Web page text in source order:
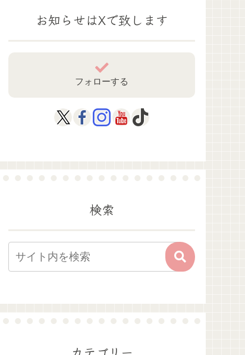
お知らせはXで致します
フォローする
検索